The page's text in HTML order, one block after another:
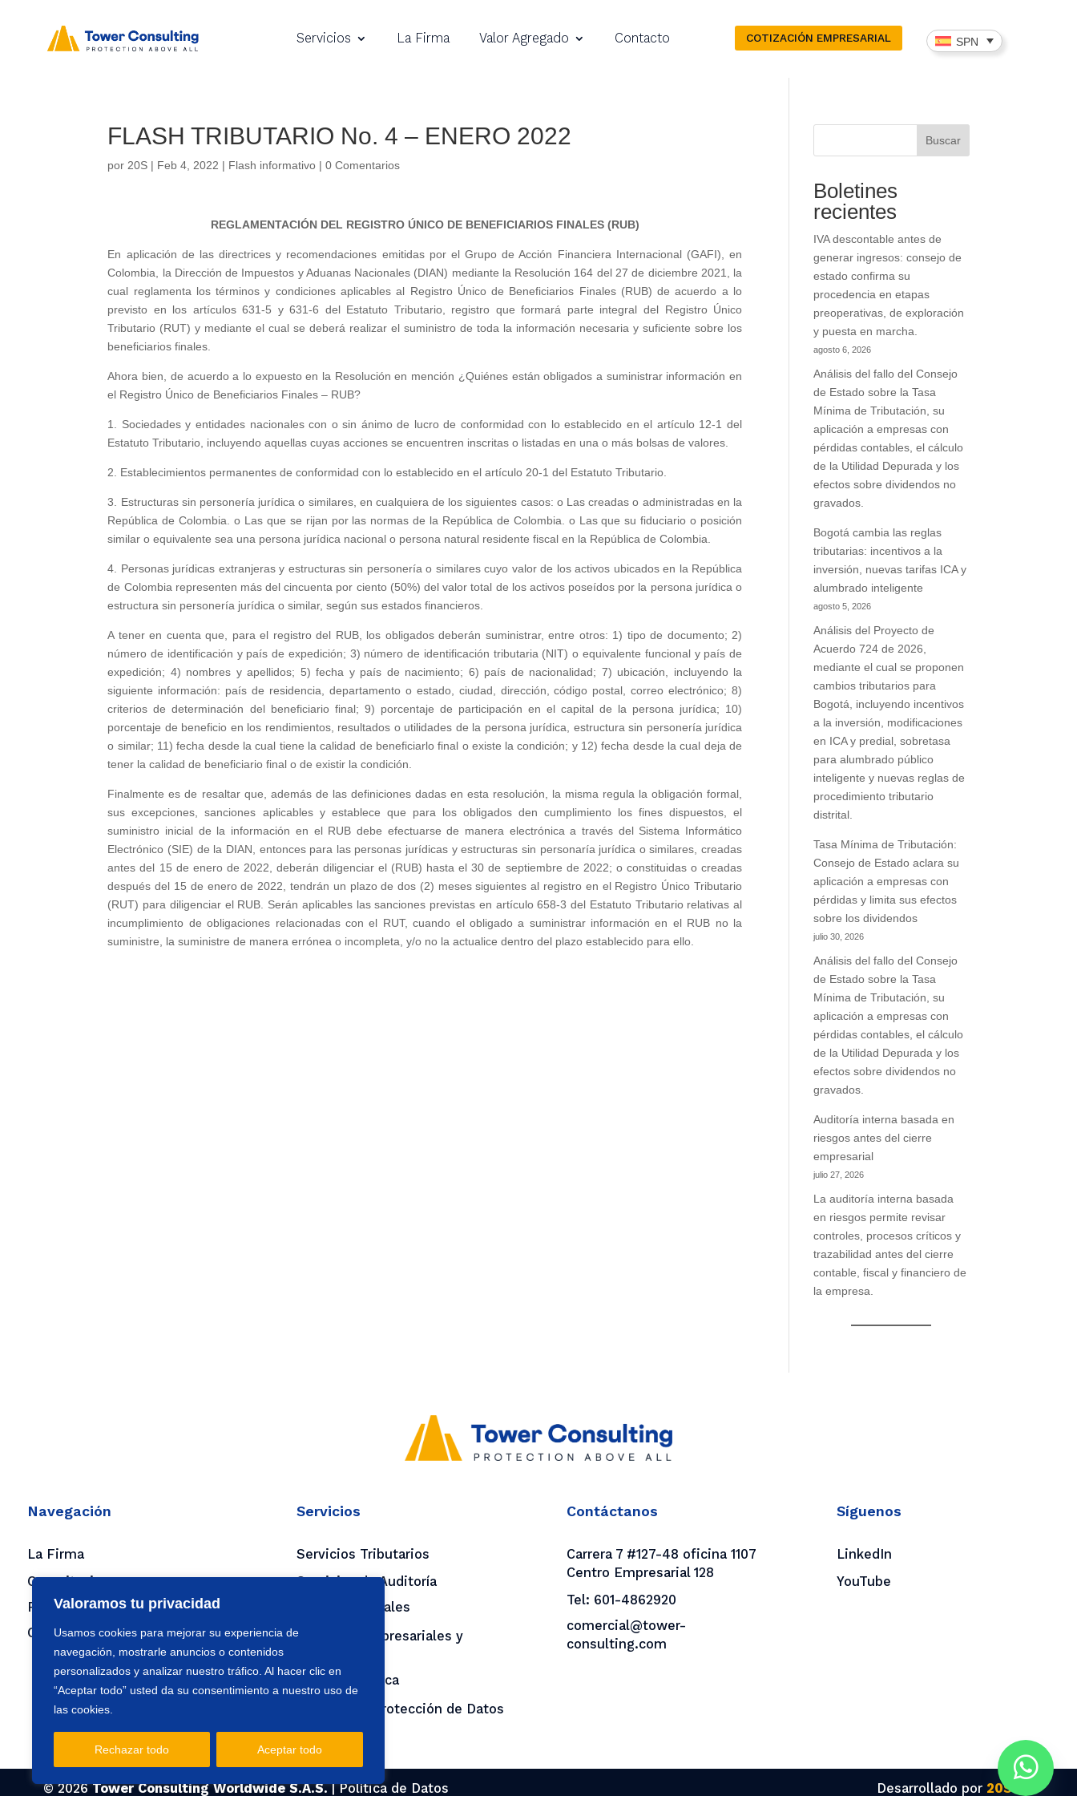
Valoramos tu privacidad
Usamos cookies para mejorar su experiencia de
navegación, mostrarle anuncios o contenidos
personalizados y analizar nuestro tráfico. Al hacer clic en
“Aceptar todo” usted da su consentimiento a nuestro uso de
las cookies.
Rechazar todo Aceptar todo
Servicios La Firma Valor Agregado Contacto COTIZACIÓN EMPRESARIAL SPN
FLASH TRIBUTARIO No. 4 – ENERO 2022
por 20S | Feb 4, 2022 | Flash informativo |0 Comentarios
REGLAMENTACIÓN DEL REGISTRO ÚNICO DE BENEFICIARIOS FINALES (RUB)
En aplicación de las directrices y recomendaciones emitidas por el Grupo de Acción Financiera Internacional (GAFI), en
Colombia, la Dirección de Impuestos y Aduanas Nacionales (DIAN) mediante la Resolución 164 del 27 de diciembre 2021, la
cual reglamenta los términos y condiciones aplicables al Registro Único de Beneficiarios Finales (RUB) de acuerdo a lo
previsto en los artículos 631-5 y 631-6 del Estatuto Tributario, registro que formará parte integral del Registro Único
Tributario (RUT) y mediante el cual se deberá realizar el suministro de toda la información necesaria y suficiente sobre los
beneficiarios finales.
Ahora bien, de acuerdo a lo expuesto en la Resolución en mención ¿Quiénes están obligados a suministrar información en
el Registro Único de Beneficiarios Finales – RUB?
1. Sociedades y entidades nacionales con o sin ánimo de lucro de conformidad con lo establecido en el artículo 12-1 del
Estatuto Tributario, incluyendo aquellas cuyas acciones se encuentren inscritas o listadas en una o más bolsas de valores.
2. Establecimientos permanentes de conformidad con lo establecido en el artículo 20-1 del Estatuto Tributario.
3. Estructuras sin personería jurídica o similares, en cualquiera de los siguientes casos: o Las creadas o administradas en la
República de Colombia. o Las que se rijan por las normas de la República de Colombia. o Las que su fiduciario o posición
similar o equivalente sea una persona jurídica nacional o persona natural residente fiscal en la República de Colombia.
4. Personas jurídicas extranjeras y estructuras sin personería o similares cuyo valor de los activos ubicados en la República
de Colombia representen más del cincuenta por ciento (50%) del valor total de los activos poseídos por la persona jurídica o
estructura sin personería jurídica o similar, según sus estados financieros.
A tener en cuenta que, para el registro del RUB, los obligados deberán suministrar, entre otros: 1) tipo de documento; 2)
número de identificación y país de expedición; 3) número de identificación tributaria (NIT) o equivalente funcional y país de
expedición; 4) nombres y apellidos; 5) fecha y país de nacimiento; 6) país de nacionalidad; 7) ubicación, incluyendo la
siguiente información: país de residencia, departamento o estado, ciudad, dirección, código postal, correo electrónico; 8)
criterios de determinación del beneficiario final; 9) porcentaje de participación en el capital de la persona jurídica; 10)
porcentaje de beneficio en los rendimientos, resultados o utilidades de la persona jurídica, estructura sin personería jurídica
o similar; 11) fecha desde la cual tiene la calidad de beneficiarlo final o existe la condición; y 12) fecha desde la cual deja de
tener la calidad de beneficiario final o de existir la condición.
Finalmente es de resaltar que, además de las definiciones dadas en esta resolución, la misma regula la obligación formal,
sus excepciones, sanciones aplicables y establece que para los obligados den cumplimiento los fines dispuestos, el
suministro inicial de la información en el RUB debe efectuarse de manera electrónica a través del Sistema Informático
Electrónico (SIE) de la DIAN, entonces para las personas jurídicas y estructuras sin personaría jurídica o similares, creadas
antes del 15 de enero de 2022, deberán diligenciar el (RUB) hasta el 30 de septiembre de 2022; o constituidas o creadas
después del 15 de enero de 2022, tendrán un plazo de dos (2) meses siguientes al registro en el Registro Único Tributario
(RUT) para diligenciar el RUB. Serán aplicables las sanciones previstas en artículo 658-3 del Estatuto Tributario relativas al
incumplimiento de obligaciones relacionadas con el RUT, cuando el obligado a suministrar información en el RUB no la
suministre, la suministre de manera errónea o incompleta, y/o no la actualice dentro del plazo establecido para ello.
Buscar
Boletines
recientes
IVA descontable antes de
generar ingresos: consejo de
estado confirma su
procedencia en etapas
preoperativas, de exploración
y puesta en marcha.
agosto 6, 2026
Análisis del fallo del Consejo
de Estado sobre la Tasa
Mínima de Tributación, su
aplicación a empresas con
pérdidas contables, el cálculo
de la Utilidad Depurada y los
efectos sobre dividendos no
gravados.
Bogotá cambia las reglas
tributarias: incentivos a la
inversión, nuevas tarifas ICA y
alumbrado inteligente
agosto 5, 2026
Análisis del Proyecto de
Acuerdo 724 de 2026,
mediante el cual se proponen
cambios tributarios para
Bogotá, incluyendo incentivos
a la inversión, modificaciones
en ICA y predial, sobretasa
para alumbrado público
inteligente y nuevas reglas de
procedimiento tributario
distrital.
Tasa Mínima de Tributación:
Consejo de Estado aclara su
aplicación a empresas con
pérdidas y limita sus efectos
sobre los dividendos
julio 30, 2026
Análisis del fallo del Consejo
de Estado sobre la Tasa
Mínima de Tributación, su
aplicación a empresas con
pérdidas contables, el cálculo
de la Utilidad Depurada y los
efectos sobre dividendos no
gravados.
Auditoría interna basada en
riesgos antes del cierre
empresarial
julio 27, 2026
La auditoría interna basada
en riesgos permite revisar
controles, procesos críticos y
trazabilidad antes del cierre
contable, fiscal y financiero de
la empresa.
Navegación
La Firma
Capacitaciones
Flash y boletines
Contacto
Servicios
Servicios Tributarios
Servicios de Auditoría
Servicios Legales
Servicios Empresariales y
Sagrilaft y Ética
Servicio de Protección de Datos
Contáctanos
Carrera 7 #127-48 oficina 1107
Centro Empresarial 128
Tel: 601-4862920
comercial@tower-
consulting.com
Síguenos
LinkedIn
YouTube
© 2026Tower Consulting Worldwide S.A.S. |Política de Datos Desarrollado por 20S